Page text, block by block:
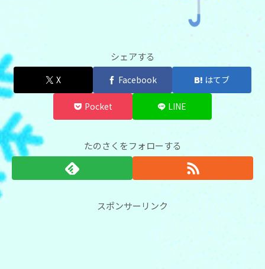
シェアする
X Facebook はてブ
Pocket LINE
たのさくをフォローする
スポンサーリンク